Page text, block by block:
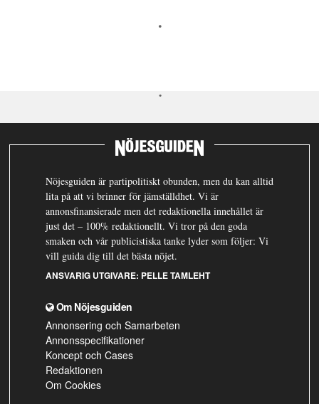
Nöjesguiden är partipolitiskt obunden, men du kan alltid
lita på att vi brinner för jämställdhet. Vi är
annonsfinansierade men det redaktionella innehållet är
just det – 100% redaktionellt. Vi tror på den goda
smaken och vår publicistiska tanke lyder som följer: Vi
vill guida dig till det bästa nöjet.
ANSVARIG UTGIVARE: PELLE TAMLEHT
Om Nöjesguiden
Annonsering och Samarbeten
Annonsspecifikationer
Koncept och Cases
Redaktionen
Om Cookies